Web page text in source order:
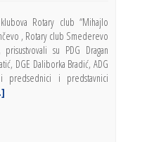
Rotary club “Mihajlo
, Rotary club Smederevo
su PDG Dragan
DGE Daliborka Bradić, ADG
predsednici i predstavnici